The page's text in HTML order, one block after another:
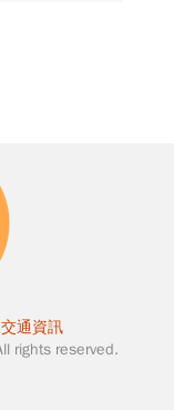
通資訊
rights reserved.